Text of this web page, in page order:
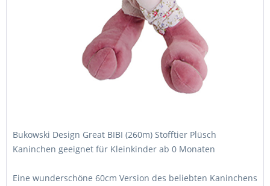
Bukowski Design Great BIBI (260m) Stofftier Plüsch
Kaninchen geeignet für Kleinkinder ab 0 Monaten
Eine wunderschöne 60cm Version des beliebten Kaninchens